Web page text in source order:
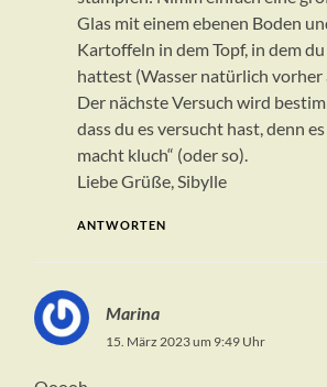
Glas mit einem ebenen Boden
Kartoffeln in dem Topf, in dem
hattest (Wasser natürlich vorher
Der nächste Versuch wird
dass du es versucht hast, denn
macht kluch“ (oder so).
Liebe Grüße, Sibylle
ANTWORTEN
Marina
15. März 2023 um 9:49 Uhr